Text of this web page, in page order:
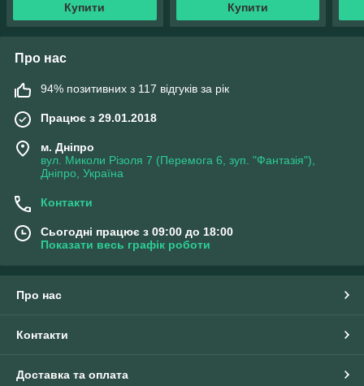
Купити Купити
Про нас
94% позитивних з 117 відгуків за рік
Працює з 29.01.2018
м. Дніпро
вул. Миколи Різоля 7 (Перемога 6, зуп. "Фантазія"),
Дніпро, Україна
Контакти
Сьогодні працює з 09:00 до 18:00
Показати весь графік роботи
Про нас
Контакти
Доставка та оплата